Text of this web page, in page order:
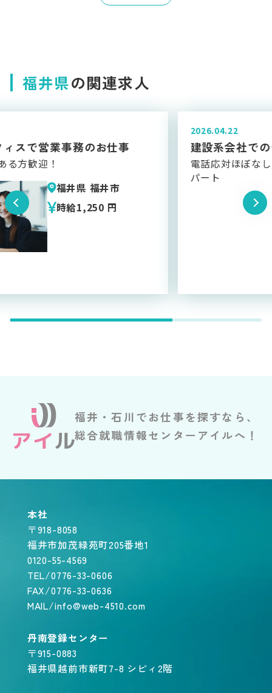
福井県の関連求人
建設系会社でのデータ入力
電話応対ほぼなし/高時給/土日祝休み/人気の
パート
福井・石川でお仕事を探すなら、
総合就職情報センターアイルへ！
本社
〒918-8058
福井市加茂緑苑町205番地1
0120-55-4569
TEL/0776-33-0606
FAX/0776-33-0636
MAIL/info@web-4510.com
丹南登録センター
〒915-0883
福井県越前市新町7-8 シピィ2階